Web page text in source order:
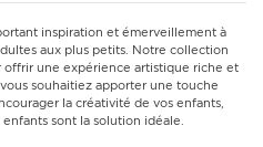
inspiration et émerveillement à
aux plus petits. Notre collection
une expérience artistique riche et
souhaitiez apporter une touche
la créativité de vos enfants,
sont la solution idéale.